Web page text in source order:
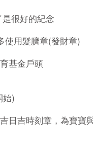
很好的紀念
使用髮臍章(發財章)
基金戶頭
始)
日吉時刻章，為寶寶